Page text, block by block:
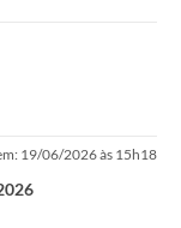
19/06/2026 às 15h18